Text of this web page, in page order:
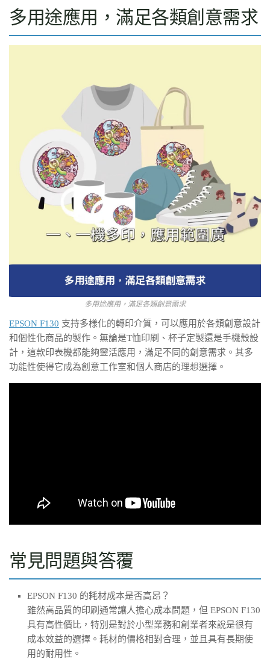
多用途應用，滿足各類創意需求
多用途應用，滿足各類創意需求
EPSON F130 支持多樣化的轉印介質，可以應用於各類創意設計
和個性化商品的製作。無論是T恤印刷、杯子定製還是手機殼設
計，這款印表機都能夠靈活應用，滿足不同的創意需求。其多
功能性使得它成為創意工作室和個人商店的理想選擇。
常見問題與答覆
EPSON F130 的耗材成本是否高昂？
雖然高品質的印刷通常讓人擔心成本問題，但 EPSON F130
具有高性價比，特別是對於小型業務和創業者來說是很有
成本效益的選擇。耗材的價格相對合理，並且具有長期使
用的耐用性。